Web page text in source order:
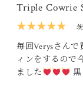
Triple Cowrie
★★★★★
毎回Verysさん
ィンをするので
ました